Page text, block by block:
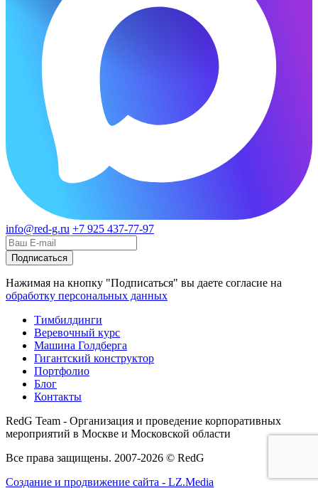
info@red-g.ru +7 925 437-77-97
Нажимая на кнопку "Подписаться" вы даете согласие на
обработку персональных данных
Тимбилдинги
Веревочный курс
Машина Голдберга
Гигантский конструктор
Портфолио
Блог
Контакты
RedG Team - Организация и проведение корпоративных
мероприятий в Москве и Московской области
Все права защищены. 2007-2026 © RedG
Создание и продвижение сайта - LZ.Media